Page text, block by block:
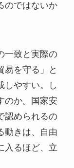
のではないか
一致と実際の
易を守る」と
しやすい。し
のか。国家安
認められるの
動きは、自由
入るほど、立